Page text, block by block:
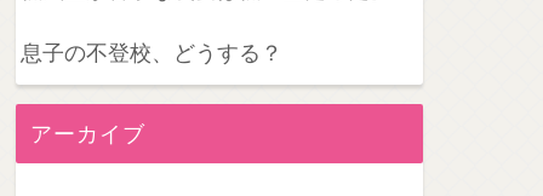
息子の不登校、どうする？
アーカイブ